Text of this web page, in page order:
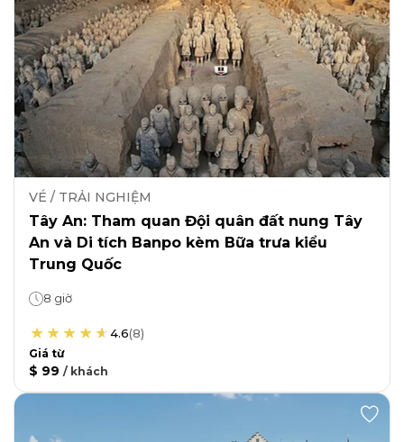
VÉ / TRẢI NGHIỆM
Tây An: Tham quan Đội quân đất nung Tây
An và Di tích Banpo kèm Bữa trưa kiểu
Trung Quốc
8 giờ
4.6(8)
Giá từ
$ 99 / khách